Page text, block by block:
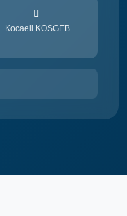
Kocaeli KOSGEB